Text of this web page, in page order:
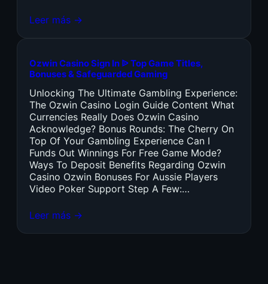
Leer más →
Ozwin Casino Sign In ᐉ Top Game Titles,
Bonuses & Safeguarded Gaming
Unlocking The Ultimate Gambling Experience:
The Ozwin Casino Login Guide Content What
Currencies Really Does Ozwin Casino
Acknowledge? Bonus Rounds: The Cherry On
Top Of Your Gambling Experience Can I
Funds Out Winnings For Free Game Mode?
Ways To Deposit Benefits Regarding Ozwin
Casino Ozwin Bonuses For Aussie Players
Video Poker Support Step A Few:…
Leer más →